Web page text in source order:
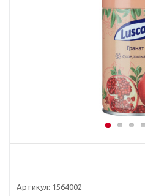
Артикул: 1564002